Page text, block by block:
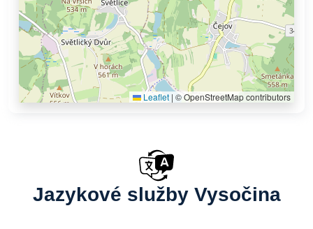
Leaflet | © OpenStreetMap contributors
Jazykové služby Vysočina